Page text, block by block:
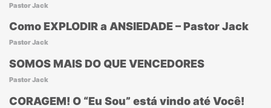
Pastor Jack
Como EXPLODIR a ANSIEDADE – Pastor Jack
Pastor Jack
SOMOS MAIS DO QUE VENCEDORES
Pastor Jack
CORAGEM! O “Eu Sou” está vindo até Você!